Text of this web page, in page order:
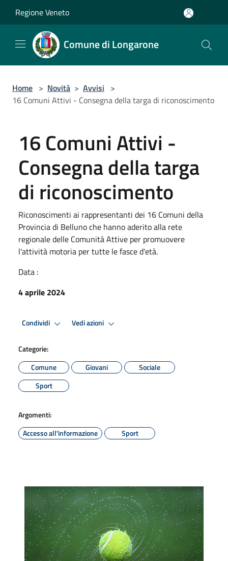
Regione Veneto
Comune di Longarone
Home > Novità > Avvisi >
16 Comuni Attivi - Consegna della targa di riconoscimento
16 Comuni Attivi -
Consegna della targa
di riconoscimento
Riconoscimenti ai rappresentanti dei 16 Comuni della
Provincia di Belluno che hanno aderito alla rete
regionale delle Comunità Attive per promuovere
l'attività motoria per tutte le fasce d'età.
Data :
4 aprile 2024
Condividi Vedi azioni
Categorie:
Comune
Giovani
Sociale
Sport
Argomenti:
Accesso all'informazione
Sport